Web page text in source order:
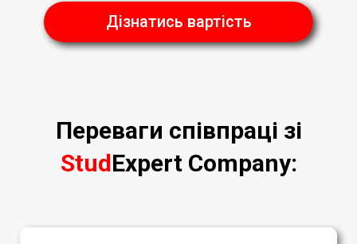
Дізнатись вартість
Переваги співпраці зі
StudExpert Company: